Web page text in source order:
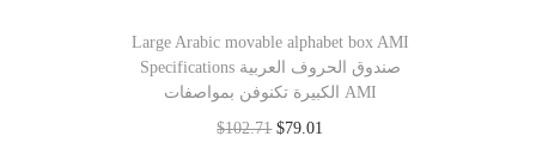
Large Arabic movable alphabet box AMI
Specifications صندوق الحروف العربية
الكبيرة تكنوفن بمواصفات AMI
$102.71 $79.01